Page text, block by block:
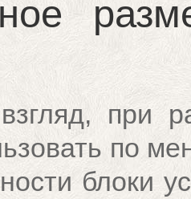
при
по
блоки